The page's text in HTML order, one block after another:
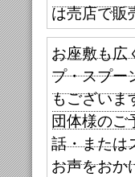
は売店で販
お座敷も広
プ・スプー
もございま
団体様のご
話・または
お声をおか